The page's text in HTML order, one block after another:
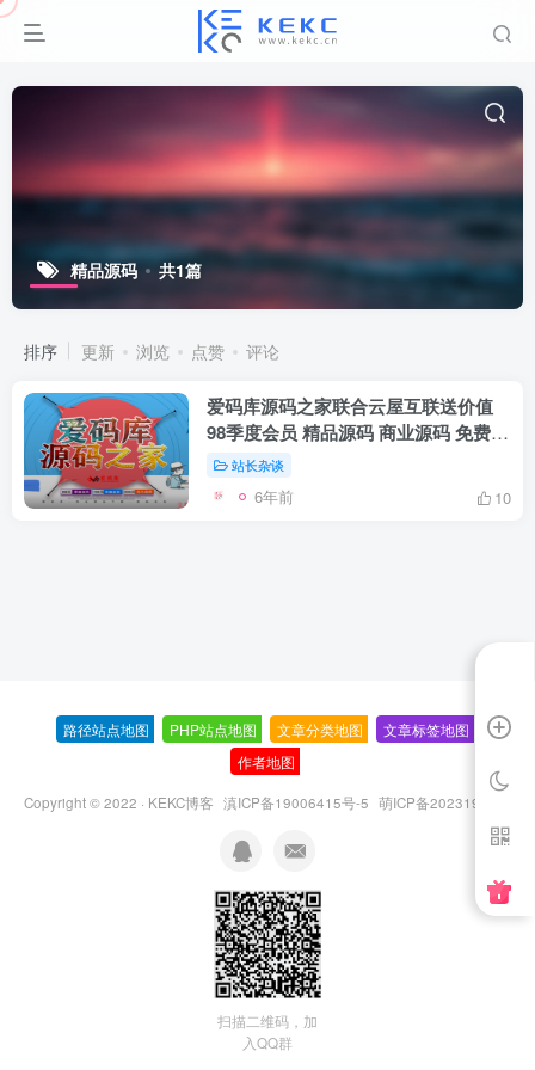
精品源码 共1篇
排序 更新 浏览 点赞 评论
爱码库源码之家联合云屋互联送价值
98季度会员 精品源码 商业源码 免费下
载 站长杂谈
6年前 10
路径站点地图 PHP站点地图 文章分类地图 文章标签地图
作者地图
Copyright © 2022 · KEKC博客 滇ICP备19006415号-5 萌ICP备20231995号
扫描二维码，加
入QQ群